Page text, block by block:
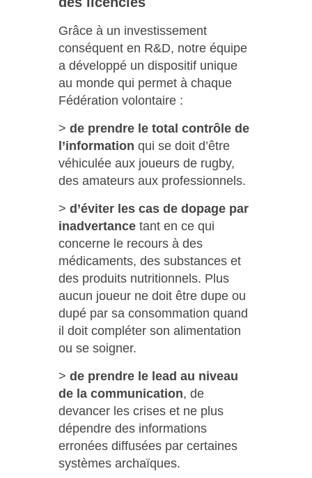
Grâce à un investissement
conséquent en R&D, notre équipe
a développé un dispositif unique
au monde qui permet à chaque
Fédération volontaire :
> de prendre le total contrôle de
l’information qui se doit d’être
véhiculée aux joueurs de rugby,
des amateurs aux professionnels.
> d’éviter les cas de dopage par
inadvertance tant en ce qui
concerne le recours à des
médicaments, des substances et
des produits nutritionnels. Plus
aucun joueur ne doit être dupe ou
dupé par sa consommation quand
il doit compléter son alimentation
ou se soigner.
> de prendre le lead au niveau
de la communication, de
devancer les crises et ne plus
dépendre des informations
erronées diffusées par certaines
systèmes archaïques.